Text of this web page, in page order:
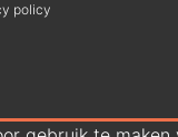
policy